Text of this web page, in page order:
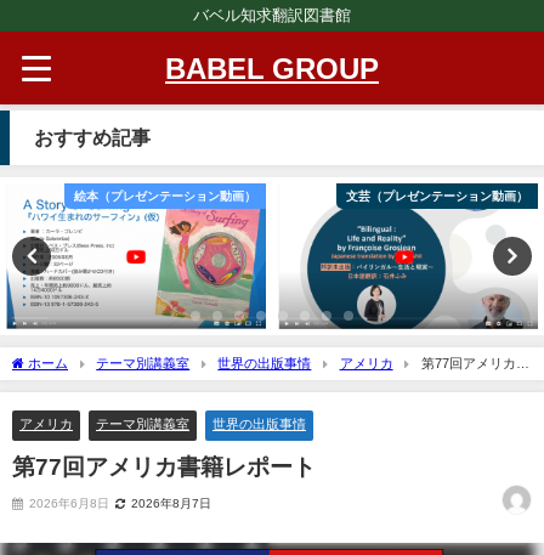
バベル知求翻訳図書館
BABEL GROUP
おすすめ記事
絵本（プレゼンテーション動画） 文芸（プレゼンテーション動画）
ホーム テーマ別講義室 世界の出版事情 アメリカ
第77回アメリカ書
籍レポート
アメリカ テーマ別講義室 世界の出版事情
第77回アメリカ書籍レポート
2026年6月8日 2026年8月7日